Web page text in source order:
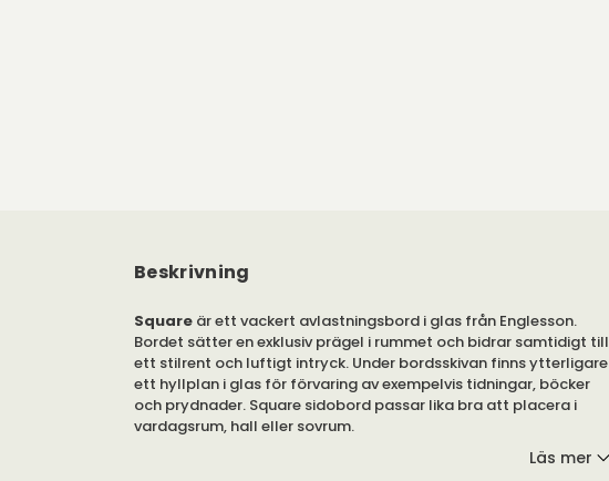
Beskrivning
Square är ett vackert avlastningsbord i glas från Englesson.
Bordet sätter en exklusiv prägel i rummet och bidrar samtidigt till
ett stilrent och luftigt intryck. Under bordsskivan finns ytterligare
ett hyllplan i glas för förvaring av exempelvis tidningar, böcker
och prydnader. Square sidobord passar lika bra att placera i
vardagsrum, hall eller sovrum.
Avlastningsbordet Square har en rektangulär form med
Läs mer